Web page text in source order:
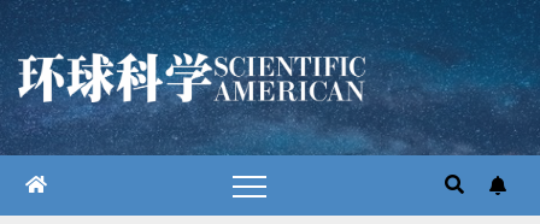
跳
至
内
容